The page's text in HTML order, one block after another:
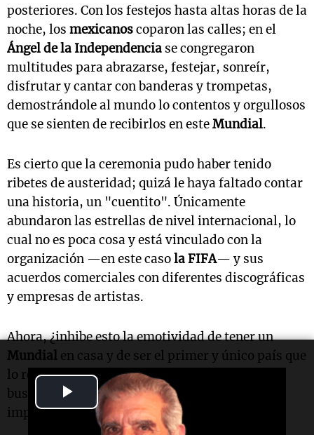
Play
Video
posteriores. Con los festejos hasta altas horas de la
noche, los mexicanoscoparon las calles; en el
Ángel de la Independencia se congregaron
multitudes para abrazarse, festejar, sonreír,
disfrutar y cantar con banderas y trompetas,
demostrándole al mundo lo contentos y orgullosos
que se sienten de recibirlos en esteMundial.
Es cierto que la ceremonia pudo haber tenido
ribetes de austeridad; quizá le haya faltado contar
una historia, un "cuentito". Únicamente
abundaron las estrellas de nivel internacional, lo
cual no es poca cosa y está vinculado con la
organización —en este casola FIFA— y sus
acuerdos comerciales con diferentes discográficas
y empresas de artistas.
Ahora, ¿inhibe esto la emotividad de tener un
Mundial en casa y de ser el primer y único país que
lo recibe en tres ocasiones? Quizá no haya que
buscar por el costado de lo fastuoso o de lo
imponente.